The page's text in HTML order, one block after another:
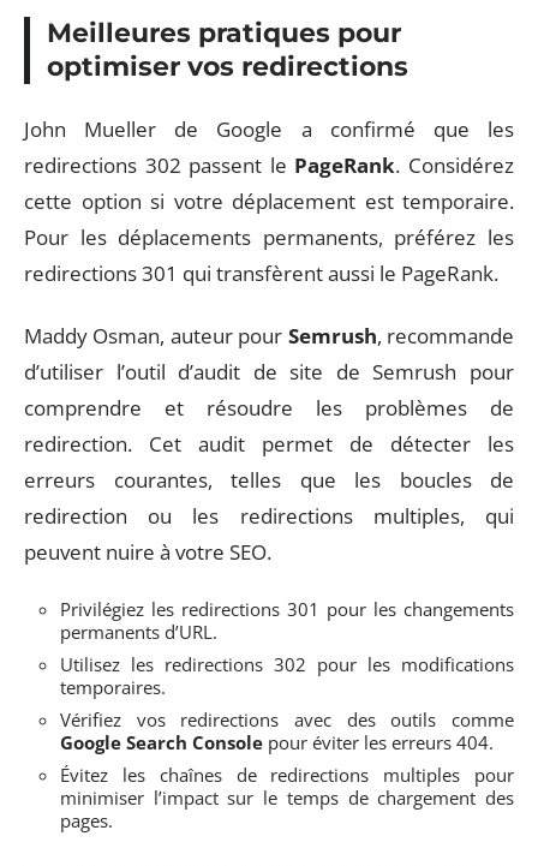
Meilleures pratiques pour
optimiser vos redirections
John Mueller de Google a confirmé que les
redirections 302 passent le PageRank. Considérez
cette option si votre déplacement est temporaire.
Pour les déplacements permanents, préférez les
redirections 301 qui transfèrent aussi le PageRank.
Maddy Osman, auteur pour Semrush, recommande
d’utiliser l’outil d’audit de site de Semrush pour
comprendre et résoudre les problèmes de
redirection. Cet audit permet de détecter les
erreurs courantes, telles que les boucles de
redirection ou les redirections multiples, qui
peuvent nuire à votre SEO.
Privilégiez les redirections 301 pour les changements
permanents d’URL.
Utilisez les redirections 302 pour les modifications
temporaires.
Vérifiez vos redirections avec des outils comme
Google Search Console pour éviter les erreurs 404.
Évitez les chaînes de redirections multiples pour
minimiser l’impact sur le temps de chargement des
pages.